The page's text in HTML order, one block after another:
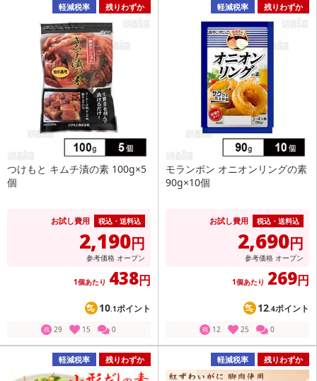
軽減税率 残りわずか
つけもと キムチ漬の素 100g×5
個
お試し費用 税込・送料込
2,190円
参考価格 オープン
1個あたり 438円
10.1ポイント
残 29 15 0
軽減税率 残りわずか
モランボン オニオンリングの素
90g×10個
お試し費用 税込・送料込
2,690円
参考価格 オープン
1個あたり 269円
12.4ポイント
残 12 25 0
軽減税率 残りわずか 軽減税率 残りわずか